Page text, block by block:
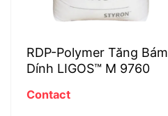
RDP-Polymer Tăng Bám
Dính LIGOS™ M 9760
Contact